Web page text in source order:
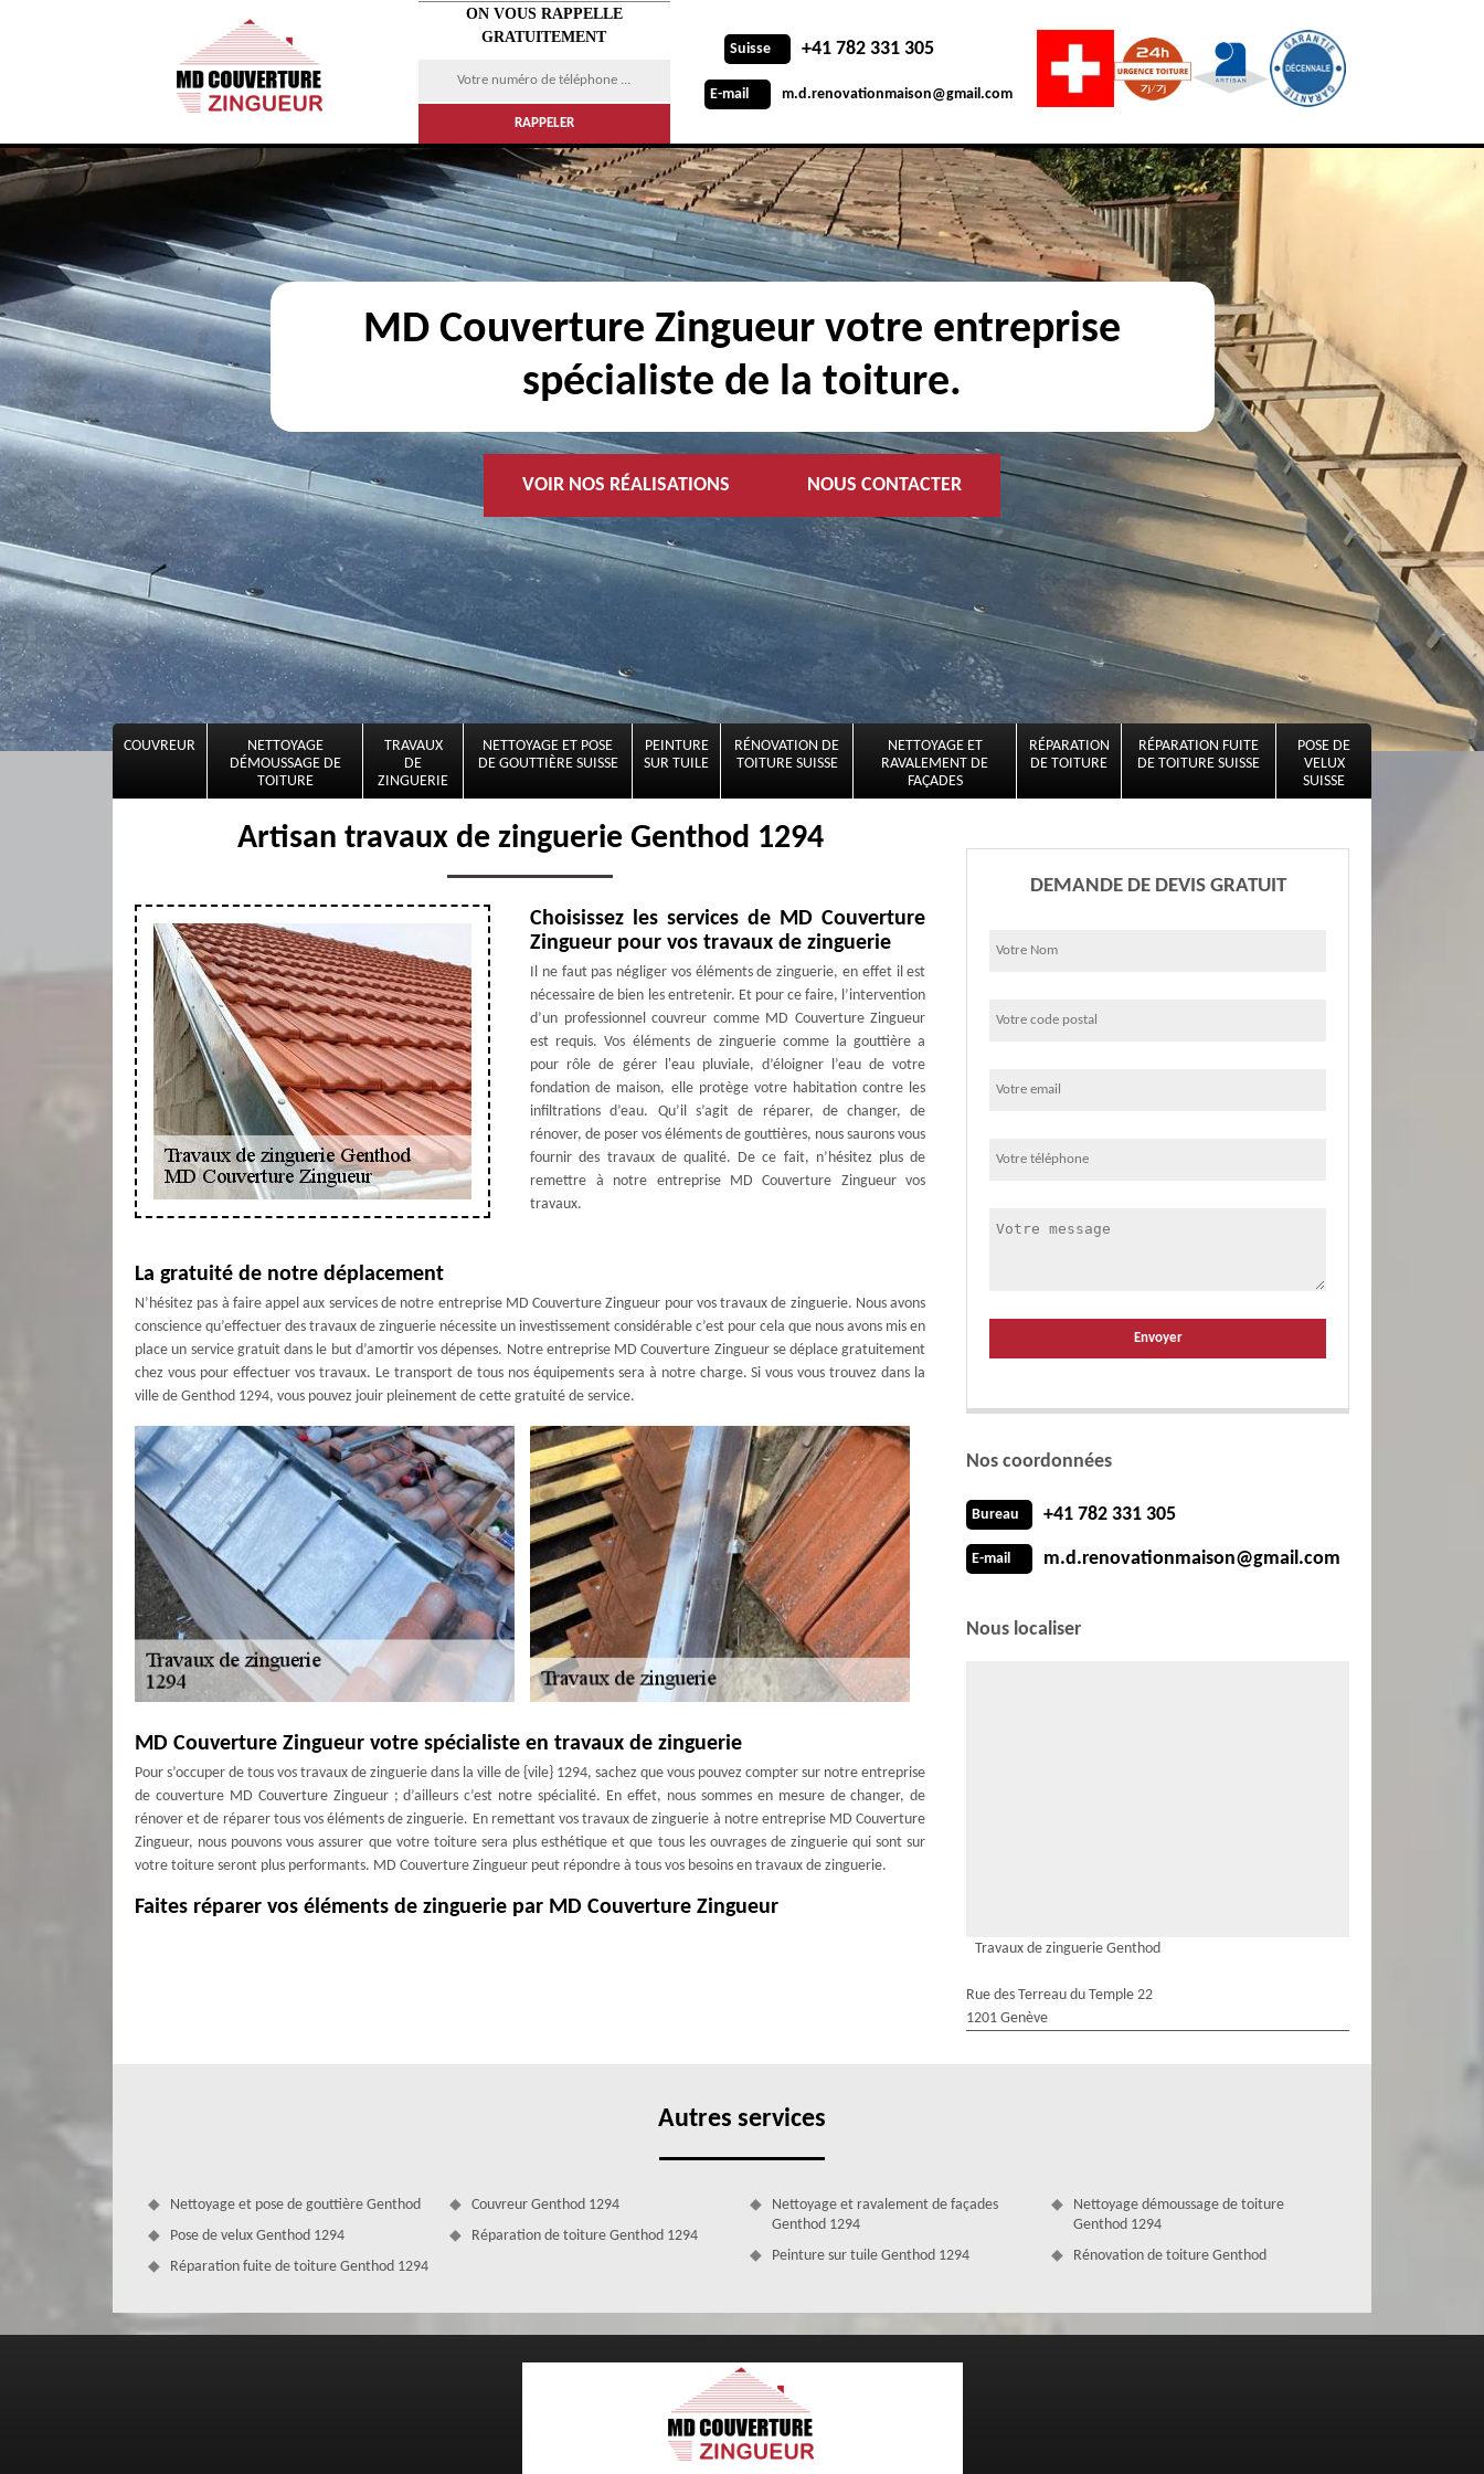
ON VOUS RAPPELLE
GRATUITEMENT
Suisse +41 782 331 305
E-mail m.d.renovationmaison@gmail.com
MD Couverture Zingueur votre entreprise
spécialiste de la toiture.
VOIR NOS RÉALISATIONS NOUS CONTACTER
COUVREUR
NETTOYAGE
DÉMOUSSAGE DE
TOITURE
TRAVAUX
DE
ZINGUERIE
NETTOYAGE ET POSE
DE GOUTTIÈRE SUISSE
PEINTURE
SUR TUILE
RÉNOVATION DE
TOITURE SUISSE
NETTOYAGE ET
RAVALEMENT DE
FAÇADES
RÉPARATION
DE TOITURE
RÉPARATION FUITE
DE TOITURE SUISSE
POSE DE
VELUX
SUISSE
Artisan travaux de zinguerie Genthod 1294
Choisissez les services de MD Couverture
Zingueur pour vos travaux de zinguerie
Il ne faut pas négliger vos éléments de zinguerie, en effet il est
nécessaire de bien les entretenir. Et pour ce faire, l’intervention
d’un professionnel couvreur comme MD Couverture Zingueur
est requis. Vos éléments de zinguerie comme la gouttière a
pour rôle de gérer l'eau pluviale, d’éloigner l’eau de votre
fondation de maison, elle protège votre habitation contre les
infiltrations d’eau. Qu’il s’agit de réparer, de changer, de
rénover, de poser vos éléments de gouttières, nous saurons vous
fournir des travaux de qualité. De ce fait, n’hésitez plus de
remettre à notre entreprise MD Couverture Zingueur vos
travaux.
La gratuité de notre déplacement
N’hésitez pas à faire appel aux services de notre entreprise MD Couverture Zingueur pour vos travaux de zinguerie. Nous avons
conscience qu’effectuer des travaux de zinguerie nécessite un investissement considérable c’est pour cela que nous avons mis en
place un service gratuit dans le but d’amortir vos dépenses. Notre entreprise MD Couverture Zingueur se déplace gratuitement
chez vous pour effectuer vos travaux. Le transport de tous nos équipements sera à notre charge. Si vous vous trouvez dans la
ville de Genthod 1294, vous pouvez jouir pleinement de cette gratuité de service.
MD Couverture Zingueur votre spécialiste en travaux de zinguerie
Pour s’occuper de tous vos travaux de zinguerie dans la ville de {vile} 1294, sachez que vous pouvez compter sur notre entreprise
de couverture MD Couverture Zingueur ; d’ailleurs c’est notre spécialité. En effet, nous sommes en mesure de changer, de
rénover et de réparer tous vos éléments de zinguerie. En remettant vos travaux de zinguerie à notre entreprise MD Couverture
Zingueur, nous pouvons vous assurer que votre toiture sera plus esthétique et que tous les ouvrages de zinguerie qui sont sur
votre toiture seront plus performants. MD Couverture Zingueur peut répondre à tous vos besoins en travaux de zinguerie.
Faites réparer vos éléments de zinguerie par MD Couverture Zingueur
La réputation prestigieuse de l'entreprise de zinguerie MD Couverture Zingueur à
Depuis de nombreuses années, notre entreprise de zinguerie, MD Couverture Zingueur, est reconnue pour la qualité de ses
DEMANDE DE DEVIS GRATUIT
Nos coordonnées
Bureau +41 782 331 305
E-mail m.d.renovationmaison@gmail.com
Nous localiser
Travaux de zinguerie Genthod
Rue des Terreau du Temple 22
1201 Genève
Autres services
Nettoyage et pose de gouttière Genthod
Pose de velux Genthod 1294
Réparation fuite de toiture Genthod 1294
Couvreur Genthod 1294
Réparation de toiture Genthod 1294
Nettoyage et ravalement de façades
Genthod 1294
Peinture sur tuile Genthod 1294
Nettoyage démoussage de toiture
Genthod 1294
Rénovation de toiture Genthod